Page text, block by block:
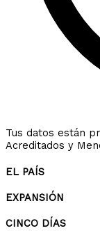
Tus datos están
Acreditados y
EL PAÍS
EXPANSIÓN
CINCO DÍAS